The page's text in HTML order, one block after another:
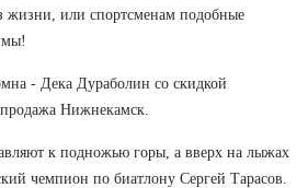
жизни, или спортсменам подобные
- Дека Дураболин со скидкой
Нижнекамск.
к подножью горы, а вверх на лыжах
чемпион по биатлону Сергей Тарасов.